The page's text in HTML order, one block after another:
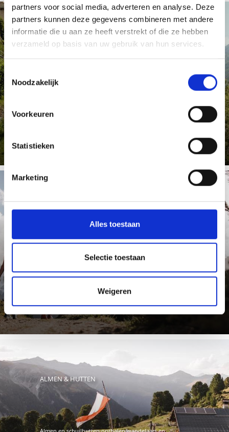
partners voor social media, adverteren en analyse. Deze
partners kunnen deze gegevens combineren met andere
informatie die u aan ze heeft verstrekt of die ze hebben
verzameld op basis van uw gebruik van hun services.
Toestemmingsselectie
Noodzakelijk
Voorkeuren
Statistieken
Marketing
Alles toestaan
Selectie toestaan
Weigeren
VIA CLAUDIA AUGUSTA
Meer weten
ALMEN & HUTTEN